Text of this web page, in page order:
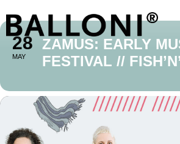
28
MAY
ZAMUS: EARLY
FESTIVAL //